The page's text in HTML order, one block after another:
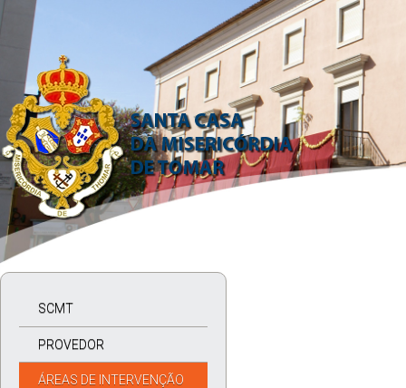
SCMT
PROVEDOR
ÁREAS DE INTERVENÇÃO